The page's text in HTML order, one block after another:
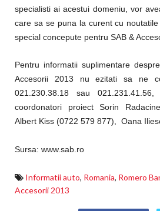
specialisti ai acestui domeniu, vor
care sa se puna la curent cu
special concepute pentru SAB &
Pentru informatii suplimentare
Accesorii 2013 nu ezitati sa ne
021.230.38.18 sau 021.231.41.56,
coordonatori proiect Sorin
Albert Kiss (0722 579 877), Oana
Sursa: www.sab.ro
Informatii auto, Romania, Romero
Accesorii 2013